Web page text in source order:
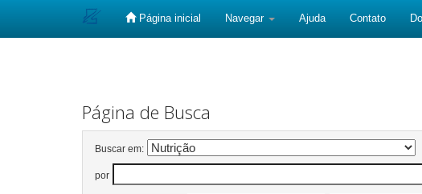
Página inicial Navegar Ajuda Contato
Página de Busca
Buscar em:
por